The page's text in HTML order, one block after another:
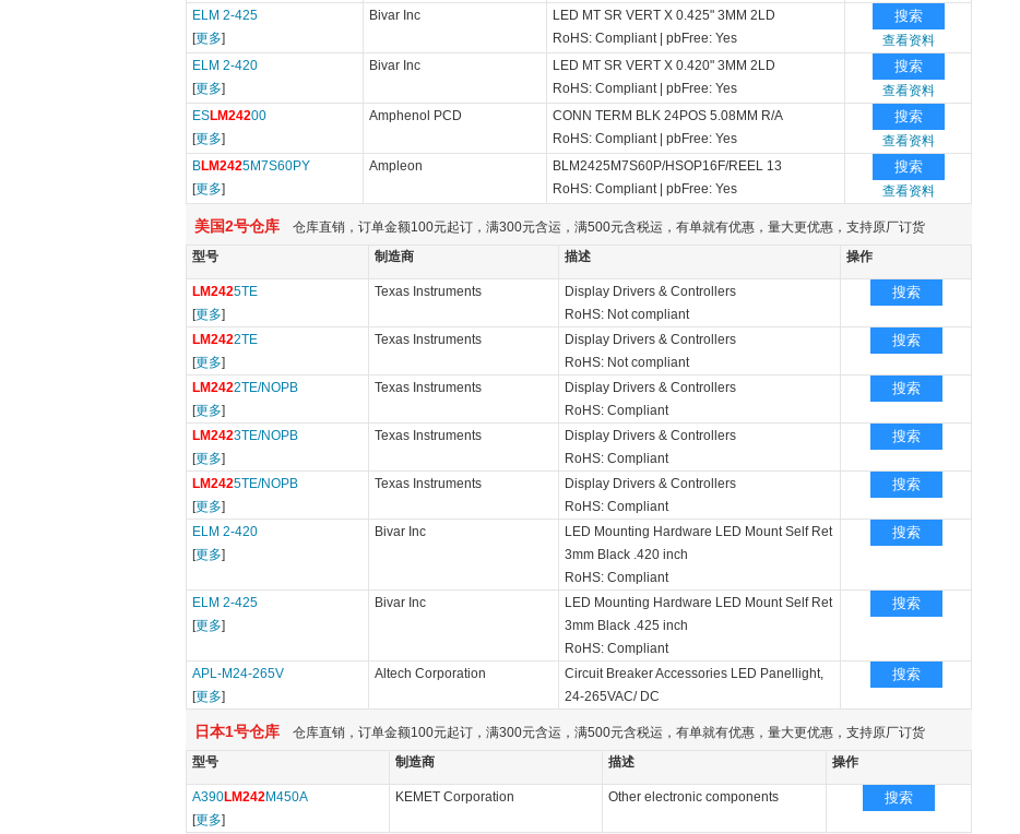
ELM 2-425
[更多]
Bivar Inc
LED MT SR VERT X 0.425" 3MM 2LD
RoHS: Compliant pbFree: Yes
搜索
查看资料
ELM 2-420
[更多]
Bivar Inc
LED MT SR VERT X 0.420" 3MM 2LD
RoHS: Compliant pbFree: Yes
搜索
查看资料
ESLM24200
[更多]
Amphenol PCD
CONN TERM BLK 24POS 5.08MM R/A
RoHS: Compliant pbFree: Yes
搜索
查看资料
BLM2425M7S60PY
[更多]
Ampleon
BLM2425M7S60P/HSOP16F/REEL 13
RoHS: Compliant pbFree: Yes
搜索
查看资料
美国2号仓库 仓库直销，订单金额100元起订，满300元含运，满500元含税运，有单就有优惠，量大更优惠，支持原厂订货
型号
制造商 描述 操作
LM2425TE
[更多]
Texas Instruments
Display Drivers & Controllers
RoHS: Not compliant
搜索
LM2422TE
[更多]
Texas Instruments
Display Drivers & Controllers
RoHS: Not compliant
搜索
LM2422TE/NOPB
[更多]
Texas Instruments
Display Drivers & Controllers
RoHS: Compliant
搜索
LM2423TE/NOPB
[更多]
Texas Instruments
Display Drivers & Controllers
RoHS: Compliant
搜索
LM2425TE/NOPB
[更多]
Texas Instruments
Display Drivers & Controllers
RoHS: Compliant
搜索
ELM 2-420
[更多]
Bivar Inc
LED Mounting Hardware LED Mount Self Ret
3mm Black .420 inch
RoHS: Compliant
搜索
ELM 2-425
[更多]
Bivar Inc
LED Mounting Hardware LED Mount Self Ret
3mm Black .425 inch
RoHS: Compliant
搜索
APL-M24-265V
[更多]
Altech Corporation
Circuit Breaker Accessories LED Panellight,
24-265VAC/ DC
搜索
日本1号仓库 仓库直销，订单金额100元起订，满300元含运，满500元含税运，有单就有优惠，量大更优惠，支持原厂订货
型号
制造商 描述 操作
A390LM242M450A
[更多]
KEMET Corporation Other electronic components 搜索